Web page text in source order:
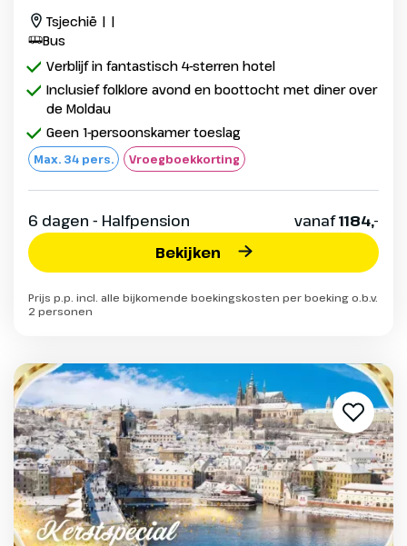
Tsjechië | |
Bus
Verblijf in fantastisch 4-sterren hotel
Inclusief folklore avond en boottocht met diner over
de Moldau
Geen 1-persoonskamer toeslag
Max. 34 pers. Vroegboekkorting
6 dagen - Halfpension vanaf1184,-
Bekijken
Prijs p.p. incl. alle bijkomende boekingskosten per boeking o.b.v.
2 personen